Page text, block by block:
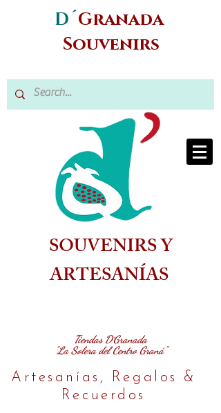
D´Granada
Souvenirs
SOUVENIRS Y
ARTESANÍAS
Tiendas D´Granada
"La Solera del Centro Graná"
Artesanías, Regalos &
Recuerdos